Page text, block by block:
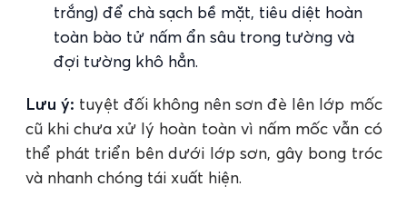
trắng) để chà sạch bề mặt, tiêu diệt hoàn
toàn bào tử nấm ẩn sâu trong tường và
đợi tường khô hẳn.
Lưu ý: tuyệt đối không nên sơn đè lên lớp mốc
cũ khi chưa xử lý hoàn toàn vì nấm mốc vẫn có
thể phát triển bên dưới lớp sơn, gây bong tróc
và nhanh chóng tái xuất hiện.